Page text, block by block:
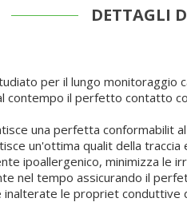
DETTAGLI
per il lungo monitoraggio
contempo il perfetto contatto
una perfetta conformabilit
un'ottima qualit della traccia
ipoallergenico, minimizza le
nel tempo assicurando il
le propriet conduttive